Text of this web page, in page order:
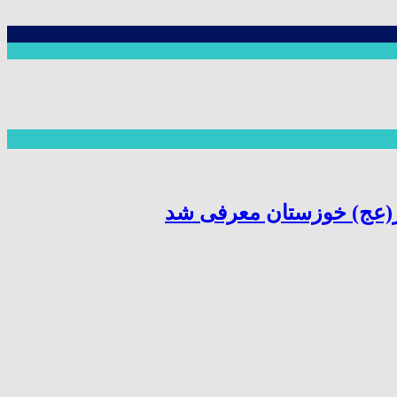
خوزستان معرفی شد